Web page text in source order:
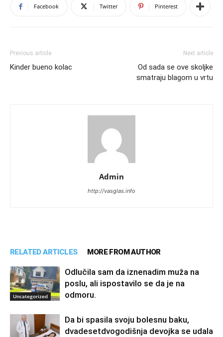
Facebook Twitter Pinterest
Previous article
Kinder bueno kolac
Next article
Od sada se ove skoljke
smatraju blagom u vrtu
Admin
http://vasglas.info
RELATED ARTICLES MORE FROM AUTHOR
Uncategorized
Odlučila sam da iznenadim muža na
poslu, ali ispostavilo se da je na
odmoru.
Da bi spasila svoju bolesnu baku,
dvadesetdvogodišnja devojka se udala